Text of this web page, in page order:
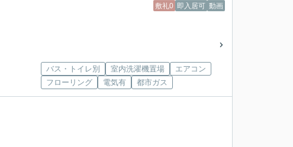
敷礼0 即入居可 動画
バス・トイレ別 室内洗濯機置場
エアコン
フローリング
電気有 都市ガス